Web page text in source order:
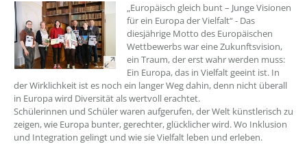
??? absaetzeOben[1]/titel ???
„Europäisch gleich bunt – Junge Visionen
für ein Europa der Vielfalt“ - Das
diesjährige Motto des Europäischen
Wettbewerbs war eine Zukunftsvision,
ein Traum, der erst wahr werden muss:
Ein Europa, das in Vielfalt geeint ist. In
der Wirklichkeit ist es noch ein langer Weg dahin, denn nicht überall
in Europa wird Diversität als wertvoll erachtet.
Schülerinnen und Schüler waren aufgerufen, der Welt künstlerisch zu
zeigen, wie Europa bunter, gerechter, glücklicher wird. Wo Inklusion
und Integration gelingt und wie sie Vielfalt leben und erleben.